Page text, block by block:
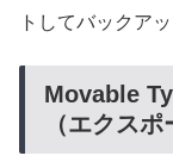
トしてバックア
Movable
（エクスポ